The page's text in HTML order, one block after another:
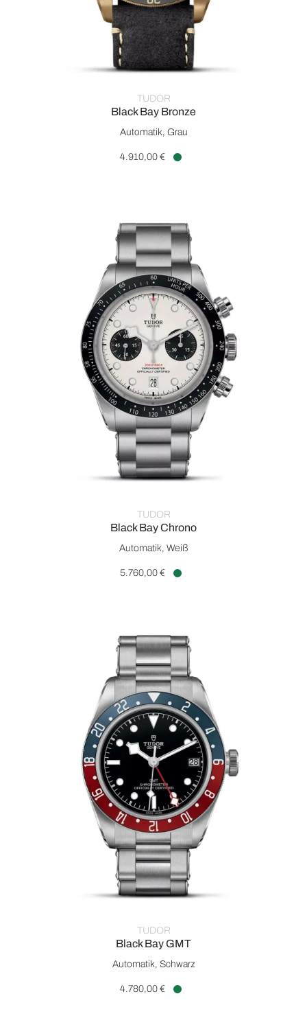
TUDOR
Black Bay Bronze
TUDOR Black Bay Bronze, Ref: M79250BA-0001, Preis:
Automatik, Grau
4.910,00 €
TUDOR
Black Bay Chrono
TUDOR Black Bay Chrono, Ref: M79360N-0002, Preis:
Automatik, Weiß
5.760,00 €
TUDOR
Black Bay GMT
TUDOR Black Bay GMT, Ref: M79830RB-0001, Preis:
Automatik, Schwarz
4.780,00 €